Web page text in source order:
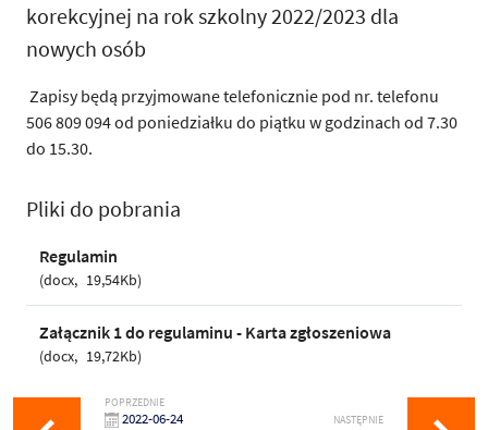
korekcyjnej na rok szkolny 2022/2023 dla
nowych osób
Zapisy będą przyjmowane telefonicznie pod nr. telefonu
506 809 094 od poniedziałku do piątku w godzinach od 7.30
do 15.30.
Pliki do pobrania
Regulamin
docx 19,54Kb
Załącznik 1 do regulaminu - Karta zgłoszeniowa
docx 19,72Kb
POPRZEDNIE
2022-06-24 NASTĘPNIE